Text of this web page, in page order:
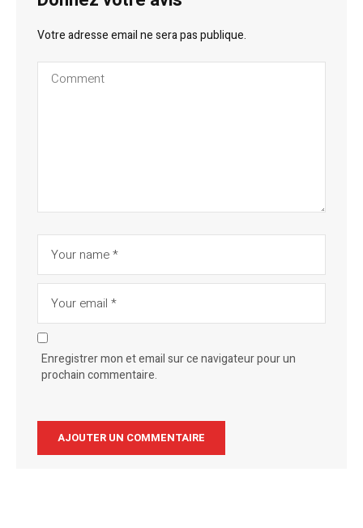
Votre adresse email ne sera pas publique.
Enregistrer mon et email sur ce navigateur pour un
prochain commentaire.